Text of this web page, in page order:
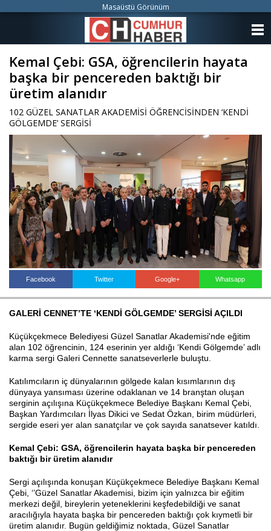
Kemal Çebi: GSA, öğrencilerin hayata
başka bir pencereden baktığı bir
üretim alanıdır
102 GÜZEL SANATLAR AKADEMİSİ ÖĞRENCİSİNDEN ‘KENDİ
GÖLGEMDE’ SERGİSİ
Facebook Twitter Google+ Whatsapp
GALERİ CENNET’TE ‘KENDİ GÖLGEMDE’ SERGİSİ AÇILDI
Küçükçekmece Belediyesi Güzel Sanatlar Akademisi'nde eğitim
alan 102 öğrencinin, 124 eserinin yer aldığı ‘Kendi Gölgemde’ adlı
karma sergi Galeri Cennette sanatseverlerle buluştu.
Katılımcıların iç dünyalarının gölgede kalan kısımlarının dış
dünyaya yansıması üzerine odaklanan ve 14 branştan oluşan
serginin açılışına Küçükçekmece Belediye Başkanı Kemal Çebi,
Başkan Yardımcıları İlyas Dikici ve Sedat Özkan, birim müdürleri,
sergide eseri yer alan sanatçılar ve çok sayıda sanatsever katıldı.
Kemal Çebi: GSA, öğrencilerin hayata başka bir pencereden
baktığı bir üretim alanıdır
Sergi açılışında konuşan Küçükçekmece Belediye Başkanı Kemal
Çebi, ‘’Güzel Sanatlar Akademisi, bizim için yalnızca bir eğitim
merkezi değil, bireylerin yeteneklerini keşfedebildiği ve sanat
aracılığıyla hayata başka bir pencereden baktığı çok kıymetli bir
üretim alanıdır. Bugün geldiğimiz noktada, Güzel Sanatlar
Masaüstü Görünüm
KATEGORİLER
YAZARLAR
ANKETLER
VİDEO GALERİ
KÜNYE
İLETİŞİM
Haberin Doğru Adresi.